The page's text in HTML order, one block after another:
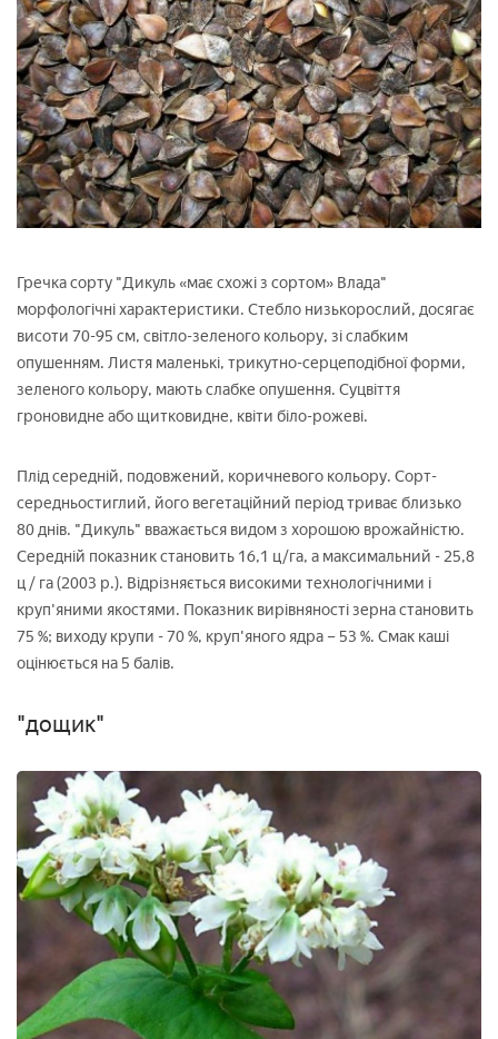
Гречка сорту "Дикуль «має схожі з сортом» Влада"
морфологічні характеристики. Стебло низькорослий, досягає
висоти 70-95 см, світло-зеленого кольору, зі слабким
опушенням. Листя маленькі, трикутно-серцеподібної форми,
зеленого кольору, мають слабке опушення. Суцвіття
гроновидне або щитковидне, квіти біло-рожеві.
Плід середній, подовжений, коричневого кольору. Сорт-
середньостиглий, його вегетаційний період триває близько
80 днів. "Дикуль" вважається видом з хорошою врожайністю.
Середній показник становить 16,1 ц/га, а максимальний - 25,8
ц / га (2003 р.). Відрізняється високими технологічними і
круп'яними якостями. Показник вирівняності зерна становить
75 %; виходу крупи - 70 %, круп'яного ядра – 53 %. Смак каші
оцінюється на 5 балів.
"дощик"